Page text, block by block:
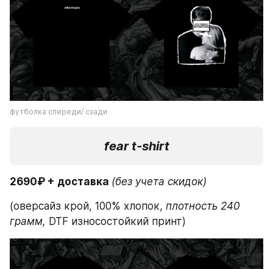
футболка спереди/ сзади
fear t-shirt
2690₽ + доставка (без учета скидок)
(оверсайз крой, 100% хлопок, плотность 240
грамм, DTF износостойкий принт)